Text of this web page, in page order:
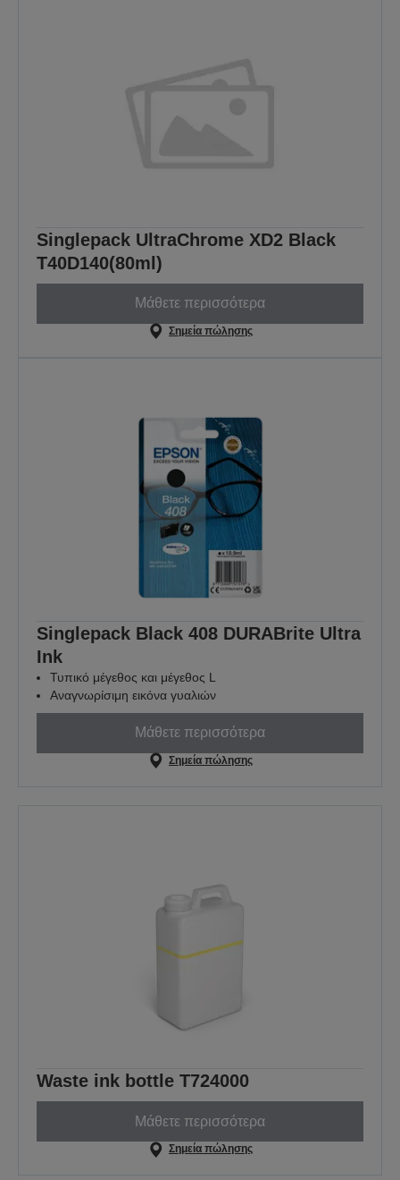
Singlepack UltraChrome XD2 Black
T40D140(80ml)
Μάθετε περισσότερα
Σημεία πώλησης
Singlepack Black 408 DURABrite Ultra
Ink
Τυπικό μέγεθος και μέγεθος L
Αναγνωρίσιμη εικόνα γυαλιών
Μάθετε περισσότερα
Σημεία πώλησης
Waste ink bottle T724000
Μάθετε περισσότερα
Σημεία πώλησης